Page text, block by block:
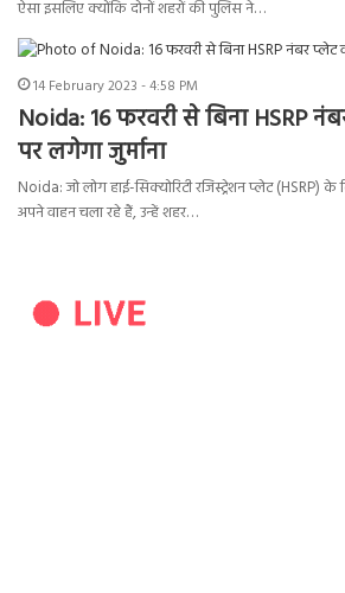
ऐसा इसलिए क्योंकि दोनों शहरों की पुलिस ने…
14 February 2023 - 4:58 PM
Noida: 16 फरवरी से बिना HSRP
पर लगेगा जुर्माना
Noida: जो लोग हाई-सिक्योरिटी रजिस्ट्रेशन प्लेट (HSRP)
अपने वाहन चला रहे हैं, उन्हें शहर…